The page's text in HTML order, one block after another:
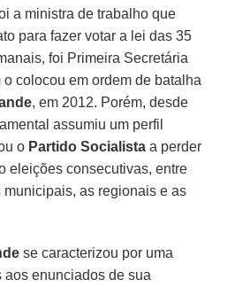
a ministra de trabalho que
para fazer votar a lei das 35
foi Primeira Secretária
colocou em ordem de batalha
, em 2012. Porém, desde
assumiu um perfil
o Partido Socialista a perder
eleições consecutivas, entre
as regionais e as
se caracterizou por uma
enunciados de sua